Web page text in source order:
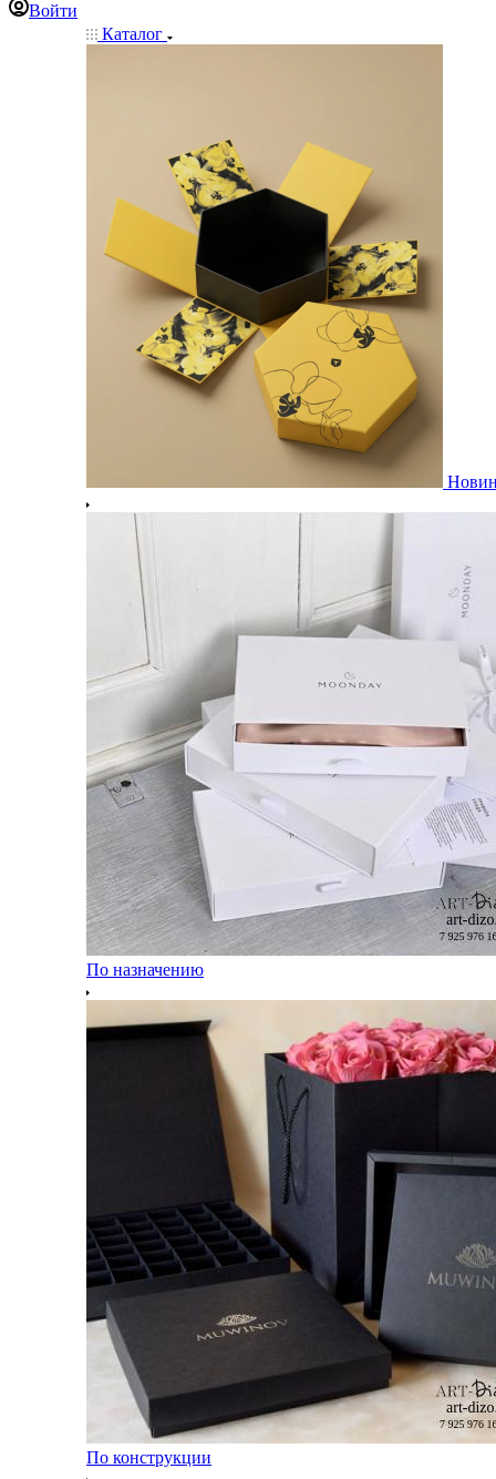
Войти
Каталог
По назначению
По конструкции